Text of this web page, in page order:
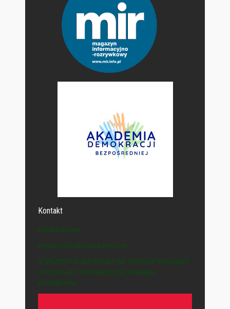
Kontakt
Polska-IE.com
e-mail: info (at) polska-ie.com
© WSZYSTKIE MATERIAŁY NA STRONIE WYDAWCY
„POLSKA-IE” CHRONIONE SĄ PRAWEM
AUTORSKIM.